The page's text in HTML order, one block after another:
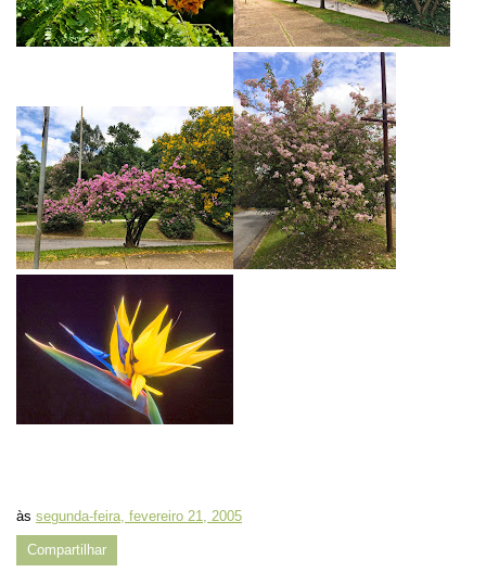
às segunda-feira, fevereiro 21, 2005
Compartilhar